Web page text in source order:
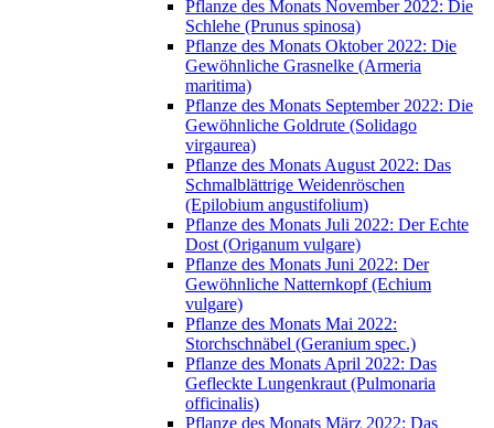
Pflanze des Monats November 2022: Die
Schlehe (Prunus spinosa)
Pflanze des Monats Oktober 2022: Die
Gewöhnliche Grasnelke (Armeria
maritima)
Pflanze des Monats September 2022: Die
Gewöhnliche Goldrute (Solidago
virgaurea)
Pflanze des Monats August 2022: Das
Schmalblättrige Weidenröschen
(Epilobium angustifolium)
Pflanze des Monats Juli 2022: Der Echte
Dost (Origanum vulgare)
Pflanze des Monats Juni 2022: Der
Gewöhnliche Natternkopf (Echium
vulgare)
Pflanze des Monats Mai 2022:
Storchschnäbel (Geranium spec.)
Pflanze des Monats April 2022: Das
Gefleckte Lungenkraut (Pulmonaria
officinalis)
Pflanze des Monats März 2022: Das